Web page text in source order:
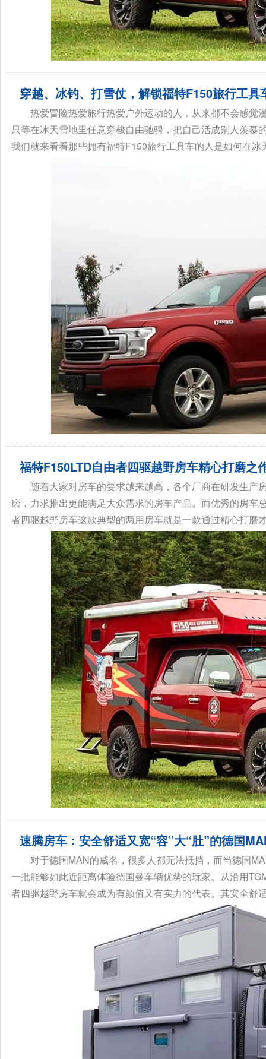
穿越、冰钓、打雪仗，解锁福特F150旅行工具
热爱冒险热爱旅行热爱户外运动的人，从来都不会感
只等在冰天雪地里任意穿梭自由驰骋，把自己活成别人羡
我们就来看看那些拥有福特F150旅行工具车的人是如何在冰
福特F150LTD自由者四驱越野房车精心打磨之
随着大家对房车的要求越来越高，各个厂商在研发生
磨，力求推出更能满足大众需求的房车产品。而优秀的房
者四驱越野房车这款典型的两用房车就是一款通过精心打磨
速腾房车：安全舒适又宽“容”大“肚”的德国
对于德国MAN的威名，很多人都无法抵挡，而当德国
一批能够如此近距离体验德国曼车辆优势的玩家。从沿用
者四驱越野房车就会成为有颜值又有实力的代表。其安全舒